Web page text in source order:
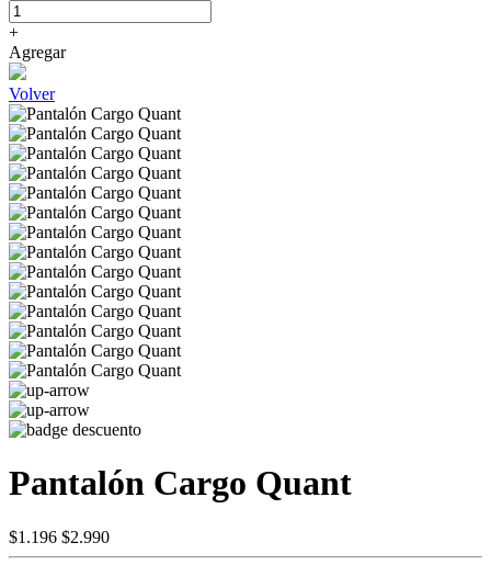
+
Agregar
Volver
Pantalón Cargo Quant
$1.196 $2.990